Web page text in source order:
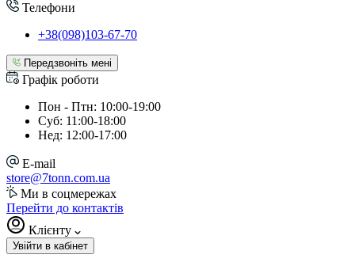
Телефони
+38(098)103-67-70
Передзвоніть мені
Графік роботи
Пон - Птн: 10:00-19:00
Суб: 11:00-18:00
Нед: 12:00-17:00
E-mail
store@7tonn.com.ua
Ми в соцмережах
Перейти до контактів
Клієнту
Увійти в кабінет